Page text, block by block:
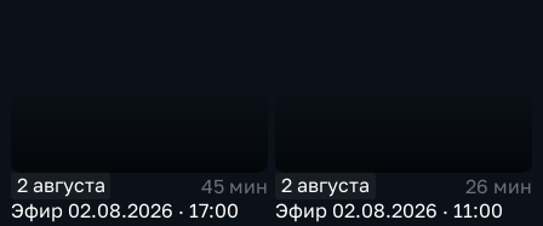
2 августа
45 мин
Эфир 02.08.2026 · 17:00
2 августа
26 мин
Эфир 02.08.2026 · 11:00